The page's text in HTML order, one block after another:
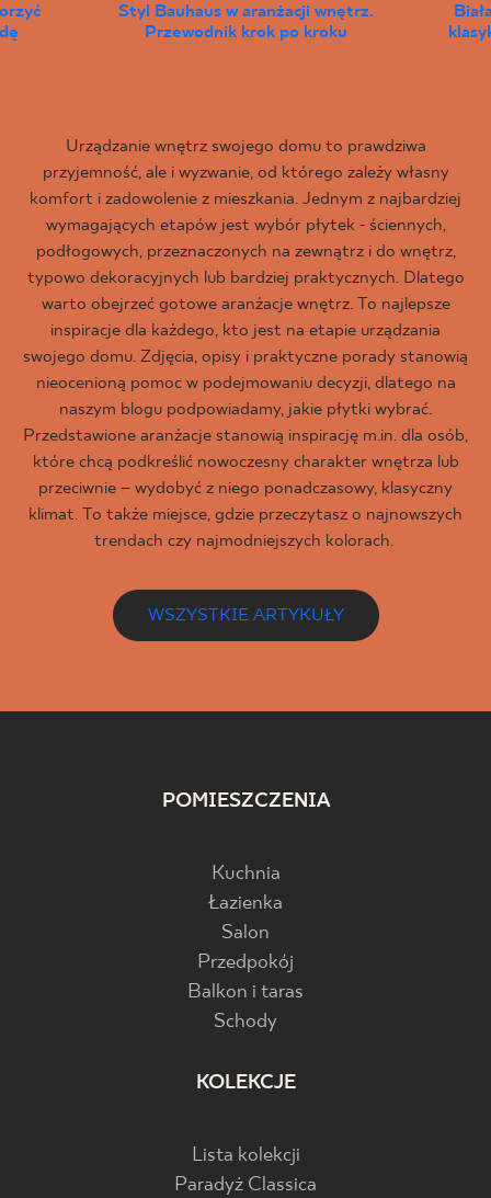
Styl Bauhaus w aranżacji wnętrz.
Przewodnik krok po kroku
Urządzanie wnętrz swojego domu to prawdziwa
przyjemność, ale i wyzwanie, od którego zależy własny
komfort i zadowolenie z mieszkania. Jednym z najbardziej
wymagających etapów jest wybór płytek - ściennych,
podłogowych, przeznaczonych na zewnątrz i do wnętrz,
typowo dekoracyjnych lub bardziej praktycznych. Dlatego
warto obejrzeć gotowe aranżacje wnętrz. To najlepsze
inspiracje dla każdego, kto jest na etapie urządzania
swojego domu. Zdjęcia, opisy i praktyczne porady stanowią
nieocenioną pomoc w podejmowaniu decyzji, dlatego na
naszym blogu podpowiadamy, jakie płytki wybrać.
Przedstawione aranżacje stanowią inspirację m.in. dla osób,
które chcą podkreślić nowoczesny charakter wnętrza lub
przeciwnie – wydobyć z niego ponadczasowy, klasyczny
klimat. To także miejsce, gdzie przeczytasz o najnowszych
trendach czy najmodniejszych kolorach.
WSZYSTKIE ARTYKUŁY
POMIESZCZENIA
Kuchnia
Łazienka
Salon
Przedpokój
Balkon i taras
Schody
KOLEKCJE
Lista kolekcji
Paradyż Classica